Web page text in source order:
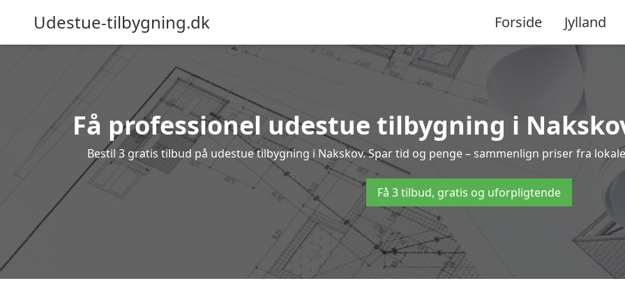
Udestue-tilbygning.dk Forside Jylland
Få professionel udestue tilbygning i
Bestil 3 gratis tilbud på udestue tilbygning i Nakskov. Spar tid og penge – sammenlign priser fra
Få 3 tilbud, gratis og uforpligtende